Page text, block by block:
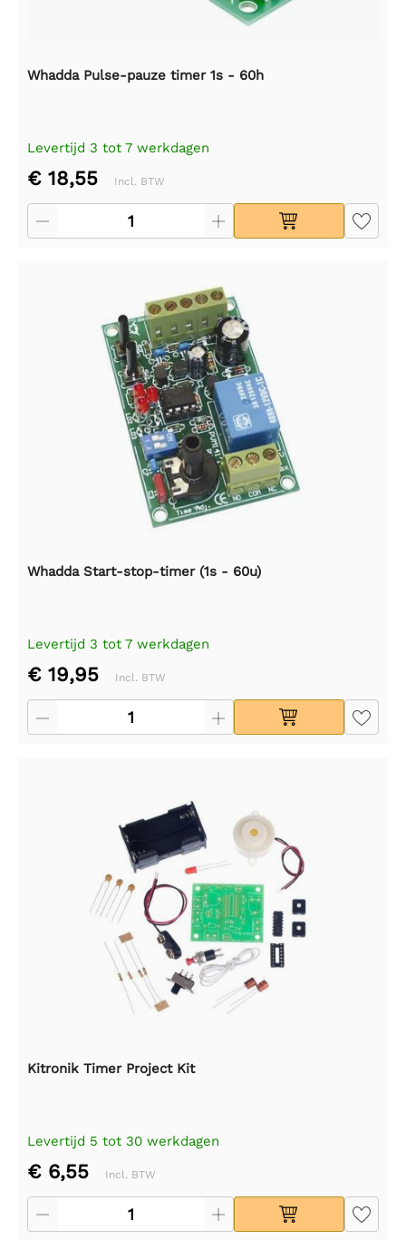
Whadda Pulse-pauze timer 1s - 60h
Levertijd 3 tot 7 werkdagen
€ 18,55 Incl. BTW
Whadda Start-stop-timer (1s - 60u)
Levertijd 3 tot 7 werkdagen
€ 19,95 Incl. BTW
Kitronik Timer Project Kit
Levertijd 5 tot 30 werkdagen
€ 6,55 Incl. BTW